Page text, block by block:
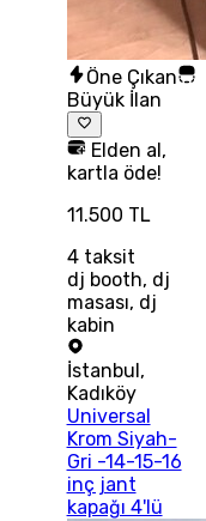
Öne Çıkan
Büyük İlan
Elden al,
kartla öde!
11.500 TL
4taksit
dj booth, dj
masası, dj
kabin
İstanbul ,
Kadıköy
Universal
Krom Siyah-
Gri -14-15-16
inç jant
kapağı 4'lü